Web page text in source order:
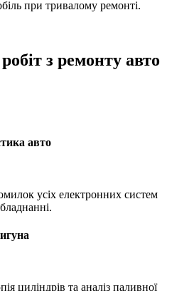
при тривалому ремонті.
з ремонту авто
авто
усіх електронних систем
циліндрів та аналіз паливної